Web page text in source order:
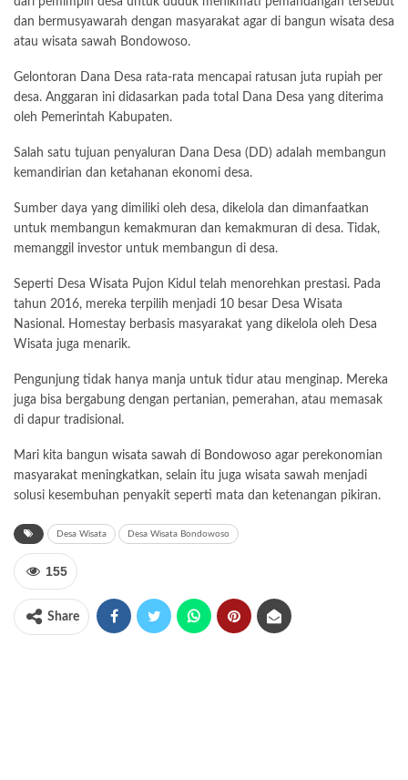
dan bermusyawarah dengan masyarakat agar di bangun wisata desa
atau wisata sawah Bondowoso.
Gelontoran Dana Desa rata-rata mencapai ratusan juta rupiah per
desa. Anggaran ini didasarkan pada total Dana Desa yang diterima
oleh Pemerintah Kabupaten.
Salah satu tujuan penyaluran Dana Desa (DD) adalah membangun
kemandirian dan ketahanan ekonomi desa.
Sumber daya yang dimiliki oleh desa, dikelola dan dimanfaatkan
untuk membangun kemakmuran dan kemakmuran di desa. Tidak,
memanggil investor untuk membangun di desa.
Seperti Desa Wisata Pujon Kidul telah menorehkan prestasi. Pada
tahun 2016, mereka terpilih menjadi 10 besar Desa Wisata
Nasional. Homestay berbasis masyarakat yang dikelola oleh Desa
Wisata juga menarik.
Pengunjung tidak hanya manja untuk tidur atau menginap. Mereka
juga bisa bergabung dengan pertanian, pemerahan, atau memasak
di dapur tradisional.
Mari kita bangun wisata sawah di Bondowoso agar perekonomian
masyarakat meningkatkan, selain itu juga wisata sawah menjadi
solusi kesembuhan penyakit seperti mata dan ketenangan pikiran.
Desa Wisata Desa Wisata Bondowoso
155
Share